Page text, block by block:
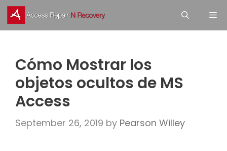
Skip
to
Cómo Mostrar los
objetos ocultos de MS
Access
September 26, 2019 by Pearson Willey